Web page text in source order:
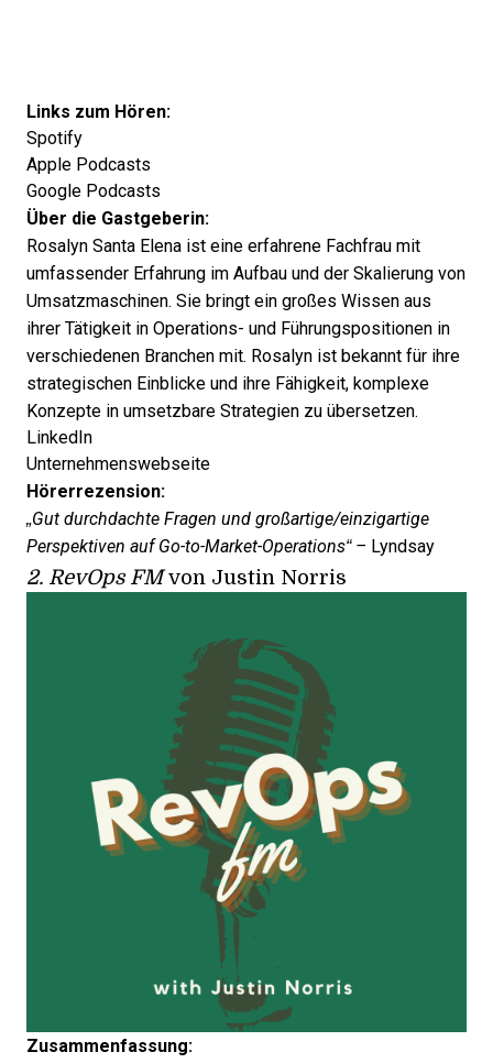
Links zum Hören:
Spotify
Apple Podcasts
Google Podcasts
Über die Gastgeberin:
Rosalyn Santa Elena ist eine erfahrene Fachfrau mit
umfassender Erfahrung im Aufbau und der Skalierung von
Umsatzmaschinen. Sie bringt ein großes Wissen aus
ihrer Tätigkeit in Operations- und Führungspositionen in
verschiedenen Branchen mit. Rosalyn ist bekannt für ihre
strategischen Einblicke und ihre Fähigkeit, komplexe
Konzepte in umsetzbare Strategien zu übersetzen.
LinkedIn
Unternehmenswebseite
Hörerrezension:
„Gut durchdachte Fragen und großartige/einzigartige
Perspektiven auf Go-to-Market-Operations“ – Lyndsay
2. RevOps FMvon Justin Norris
Zusammenfassung: